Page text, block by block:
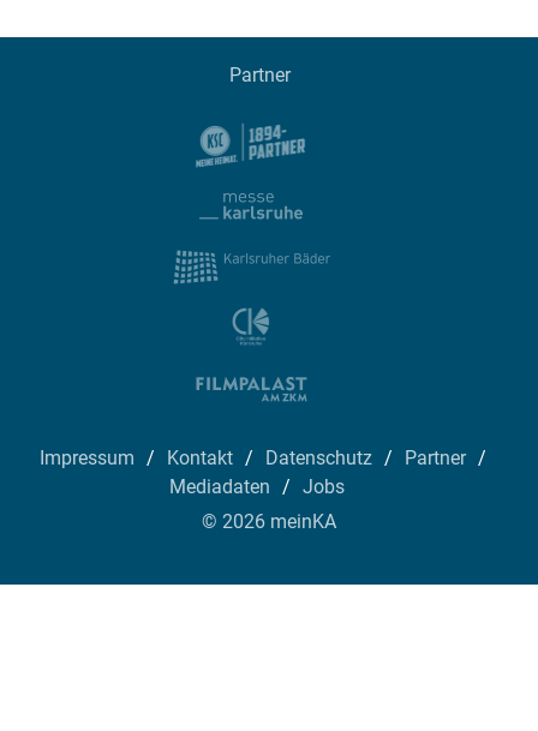
Partner
Impressum Kontakt Datenschutz
Partner
Mediadaten
Jobs
© 2026 meinKA